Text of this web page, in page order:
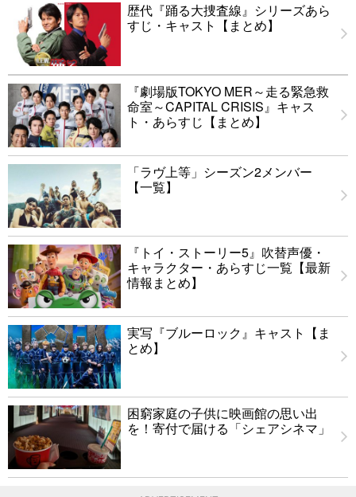
歴代『踊る大捜査線』シリーズあら
すじ・キャスト【まとめ】
『劇場版TOKYO MER～走る緊急救
命室～CAPITAL CRISIS』キャス
ト・あらすじ【まとめ】
「ラヴ上等」シーズン2メンバー
【一覧】
『トイ・ストーリー5』吹替声優・
キャラクター・あらすじ一覧【最新
情報まとめ】
実写『ブルーロック』キャスト【ま
とめ】
困窮家庭の子供に映画館の思い出
を！寄付で届ける「シェアシネマ」